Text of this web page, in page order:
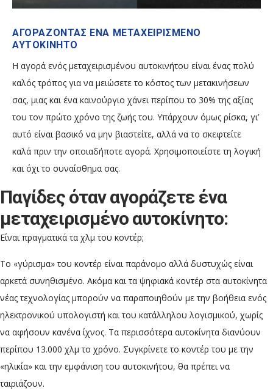
ΑΓΟΡΆΖΟΝΤΑΣ ΈΝΑ ΜΕΤΑΧΕΙΡΙΣΜΈΝΟ
ΑΥΤΟΚΊΝΗΤΟ
Η αγορά ενός μεταχειρισμένου αυτοκινήτου είναι ένας πολύ
καλός τρόπος για να μειώσετε το κόστος των μετακινήσεων
σας, μιας και ένα καινούργιο χάνει περίπου το 30% της αξίας
του τον πρώτο χρόνο της ζωής του. Υπάρχουν όμως ρίσκα, γι’
αυτό είναι βασικό να μην βιαστείτε, αλλά να το σκεφτείτε
καλά πριν την οποιαδήποτε αγορά. Χρησιμοποιείστε τη λογική
και όχι το συναίσθημα σας.
Παγίδες όταν αγοράζετε ένα
μεταχειρισμένο αυτοκίνητο:
Είναι πραγματικά τα χλμ του κοντέρ;
Το «γύρισμα» του κοντέρ είναι παράνομο αλλά δυστυχώς είναι
αρκετά συνηθισμένο. Ακόμα και τα ψηφιακά κοντέρ στα αυτοκίνητα
νέας τεχνολογίας μπορούν να παραποιηθούν με την βοήθεια ενός
ηλεκτρονικού υπολογιστή και του κατάλληλου λογισμικού, χωρίς
να αφήσουν κανένα ίχνος. Τα περισσότερα αυτοκίνητα διανύουν
περίπου 13.000 χλμ το χρόνο. Συγκρίνετε το κοντέρ του με την
«ηλικία» και την εμφάνιση του αυτοκινήτου, θα πρέπει να
ταιριάζουν.